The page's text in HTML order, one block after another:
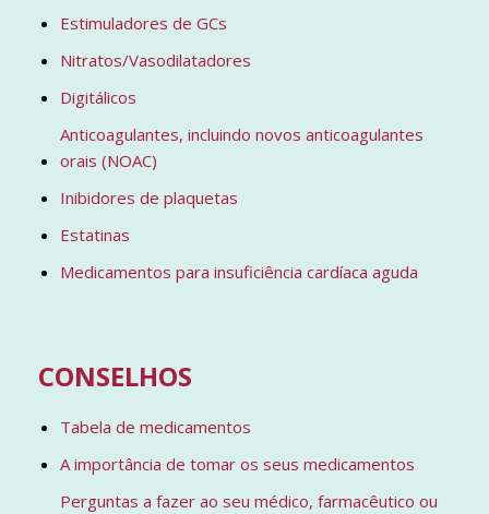
Estimuladores de GCs
Nitratos/Vasodilatadores
Digitálicos
Anticoagulantes, incluindo novos anticoagulantes
orais (NOAC)
Inibidores de plaquetas
Estatinas
Medicamentos para insuficiência cardíaca aguda
CONSELHOS
Tabela de medicamentos
A importância de tomar os seus medicamentos
Perguntas a fazer ao seu médico, farmacêutico ou